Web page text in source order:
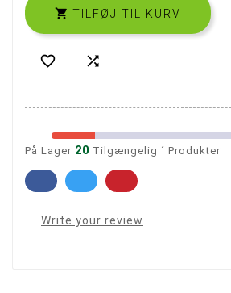
 TILFØJ TIL KURV
 
På Lager 20 Tilgængelig ´ Produkter
Write your review